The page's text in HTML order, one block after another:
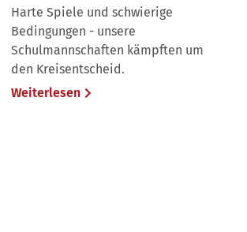
Harte Spiele und schwierige
Bedingungen - unsere
Schulmannschaften kämpften um
den Kreisentscheid.
Weiterlesen